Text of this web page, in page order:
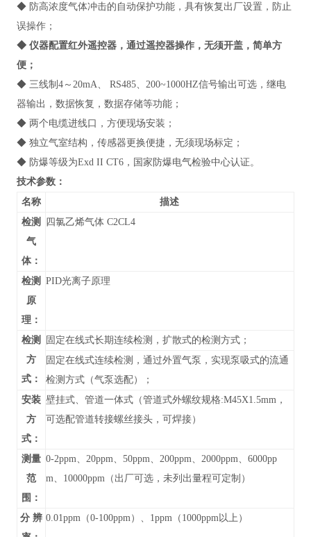
◆ 防高浓度气体冲击的自动保护功能，具有恢复出厂设置，防止
误操作；
◆ 仪器配置红外遥控器，通过遥控器操作，无须开盖，简单方
便；
◆ 三线制4～20mA、 RS485、200~1000HZ信号输出可选，继电
器输出，数据恢复，数据存储等功能；
◆ 两个电缆进线口，方便现场安装；
◆ 独立气室结构，传感器更换便捷，无须现场标定；
◆ 防爆等级为Exd II CT6，国家防爆电气检验中心认证。
技术参数：
名称
描述
检测
气
体：
四氯乙烯气体 C2CL4
检测
原
理：
PID光离子原理
检测
方
式：
固定在线式长期连续检测，扩散式的检测方式；
固定在线式连续检测，通过外置气泵，实现泵吸式的流通
检测方式（气泵选配）；
安装
方
式：
壁挂式、管道一体式（管道式外螺纹规格:M45X1.5mm，
可选配管道转接螺丝接头，可焊接）
测量
范
围：
0-2ppm、20ppm、50ppm、200ppm、2000ppm、6000pp
m、10000ppm （ 出厂可选，未列出量程可定制）
分 辨 0.01ppm（0-100ppm）、1ppm（1000ppm以上）